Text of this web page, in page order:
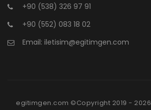
+90 (538) 326 97 91
+90 (552) 083 18 02
Email: iletisim@egitimgen.com
egitimgen.com ©Copyright 2019 - 2026